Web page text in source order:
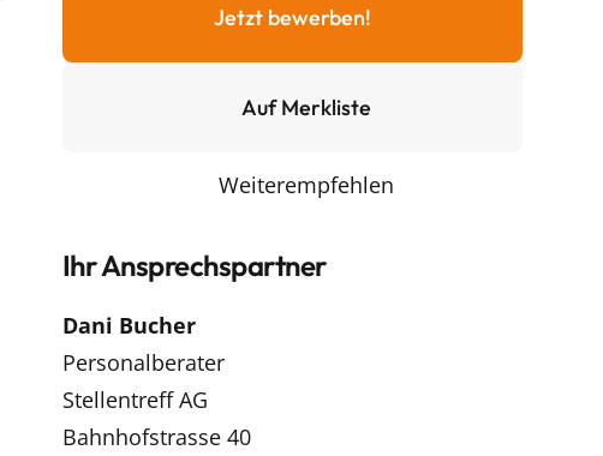
Jetzt bewerben!
Auf Merkliste
Weiterempfehlen
Ihr Ansprechspartner
Dani Bucher
Personalberater
Stellentreff AG
Bahnhofstrasse 40